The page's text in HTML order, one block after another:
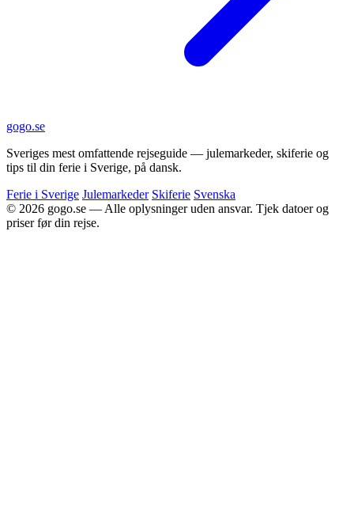
gogo.se
Sveriges mest omfattende rejseguide — julemarkeder, skiferie og
tips til din ferie i Sverige, på dansk.
Ferie i Sverige Julemarkeder Skiferie Svenska
© 2026 gogo.se — Alle oplysninger uden ansvar. Tjek datoer og
priser før din rejse.